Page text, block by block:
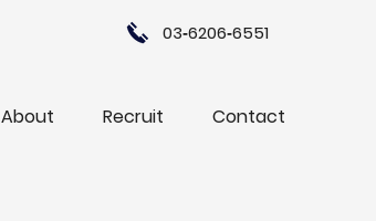
03‐6206‐6551
About Recruit Contact